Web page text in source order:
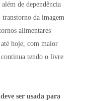
de dependência
transtorno da imagem
alimentares
hoje, com maior
continua tendo o livre
ser usada para